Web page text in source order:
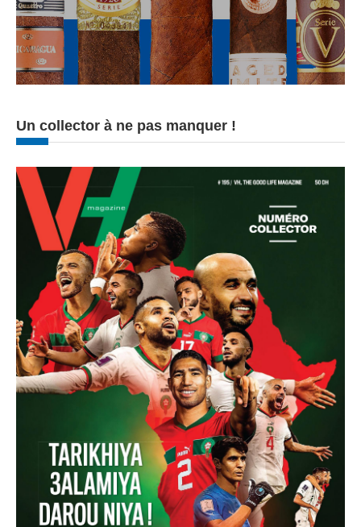
Un collector à ne pas manquer !